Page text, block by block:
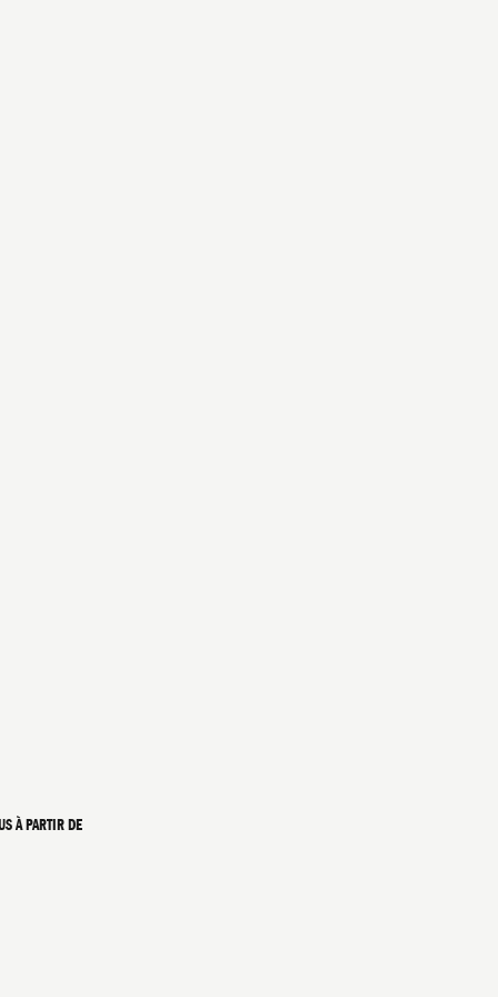
À PARTIR DE